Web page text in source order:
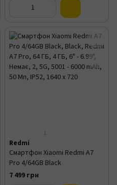
1
Redmi
Смартфон Xiaomi Redmi A7
Pro 4/64GB Black
7 499 грн